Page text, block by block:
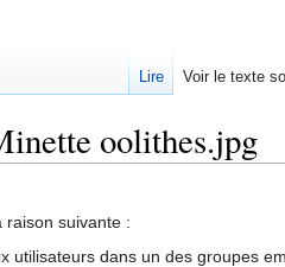
oolithes.jpg
raison suivante :
utilisateurs dans un des groupes
Lire Voir le texte